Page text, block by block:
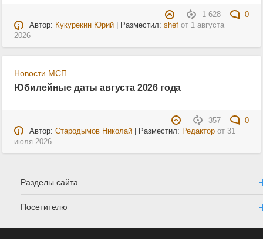
1 628
0
Автор: Кукурекин Юрий| Разместил: shefот 1 августа
2026
Новости МСП
Юбилейные даты августа 2026 года
357
0
Автор: Стародымов Николай| Разместил: Редакторот 31
июля 2026
Разделы сайта
Посетителю